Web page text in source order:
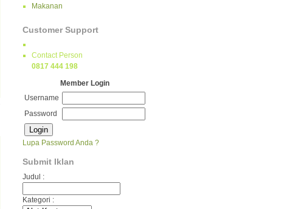
Makanan
Customer Support
Contact Person
0817 444 198
Member Login
Username
Password
Lupa Password Anda ?
Submit Iklan
Judul :
Kategori :